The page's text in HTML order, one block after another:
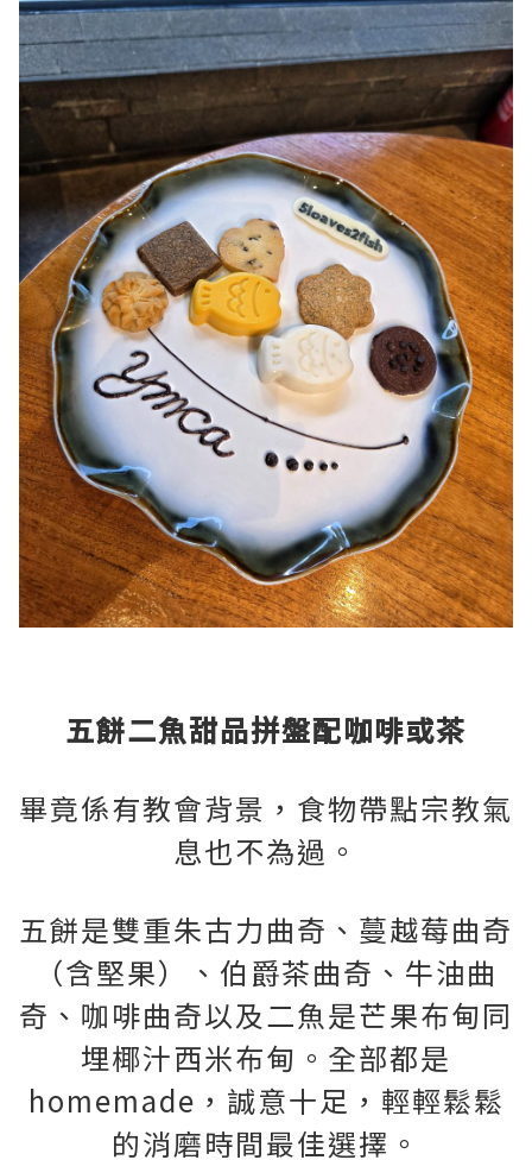
五餅二魚甜品拼盤配咖啡或茶
畢竟係有教會背景，食物帶點宗教氣
息也不為過。
五餅是雙重朱古力曲奇、蔓越莓曲奇
（含堅果）、伯爵茶曲奇、牛油曲
奇、咖啡曲奇以及二魚是芒果布甸同
埋椰汁西米布甸。全部都是
homemade，誠意十足，輕輕鬆鬆
的消磨時間最佳選擇。